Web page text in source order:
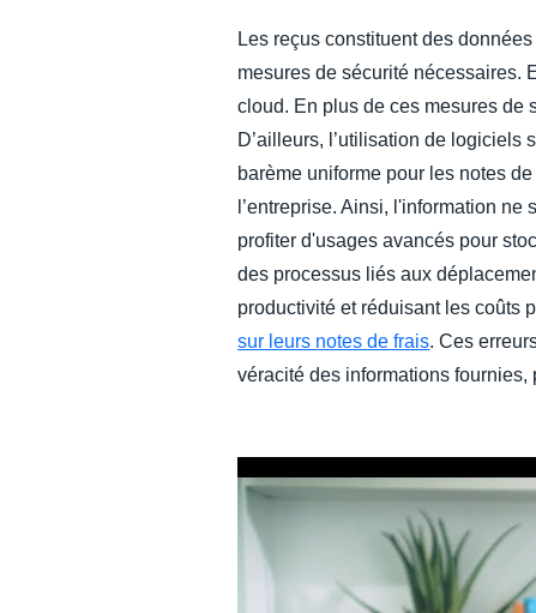
Les reçus constituent des
mesures de sécurité nécessaires.
cloud. En plus de ces mesures de
D’ailleurs, l’utilisation de
barème uniforme pour les notes
l’entreprise. Ainsi, l'information
profiter d'usages avancés pour
des processus liés aux
productivité et réduisant les coûts
sur leurs notes de frais. Ces
véracité des informations